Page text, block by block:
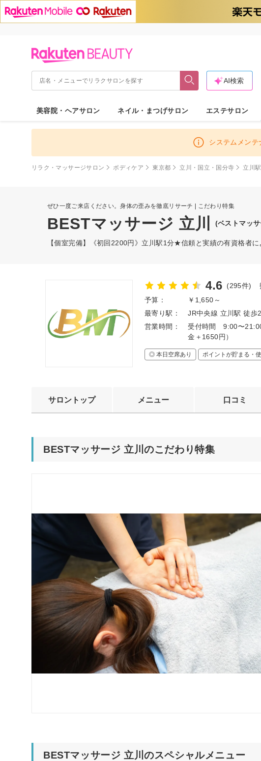
AI検索
美容院・ヘアサロン ネイル・まつげサロン エステサロン
システムメン
リラク・マッサージサロン ボディケア 東京都 立川・国立・国分寺 立川駅
ぜひ一度ご来店ください。身体の歪みを徹底リサーチ | こだわり特集
BESTマッサージ 立川 (ベストマッ
【個室完備】《初回2200円》立川駅1分★信頼と実績の有資格者
4.6 (295件)
予算：
￥1,650～
最寄り駅：
JR中央線 立川駅 徒歩
営業時間：
受付時間 9:00〜
金＋1650円）
◎ 本日空席あり ポイントが貯まる・
サロントップ メニュー 口コミ
BESTマッサージ 立川のこだわり特集
BESTマッサージ 立川のスペシャルメニュー